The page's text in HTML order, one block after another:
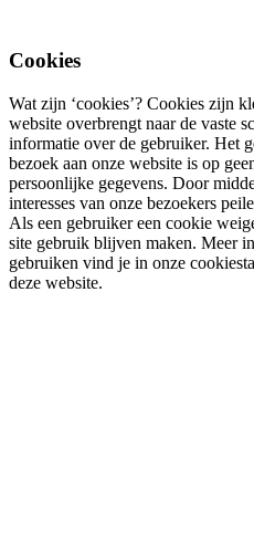
Cookies
Wat zijn ‘cookies’? Cookies zijn
website overbrengt naar de vaste
informatie over de gebruiker. Het
bezoek aan onze website is op
persoonlijke gegevens. Door
interesses van onze bezoekers
Als een gebruiker een cookie
site gebruik blijven maken. Meer
gebruiken vind je in onze
deze website.